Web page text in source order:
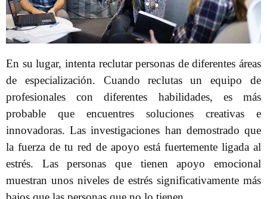
En su lugar, intenta reclutar personas de diferentes áreas
de especialización. Cuando reclutas un equipo de
profesionales con diferentes habilidades, es más
probable que encuentres soluciones creativas e
innovadoras. Las investigaciones han demostrado que
la fuerza de tu red de apoyo está fuertemente ligada al
estrés. Las personas que tienen apoyo emocional
muestran unos niveles de estrés significativamente más